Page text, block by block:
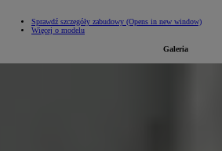
Sprawdź szczegóły zabudowy (Opens in new window)
Więcej o modelu
Galeria